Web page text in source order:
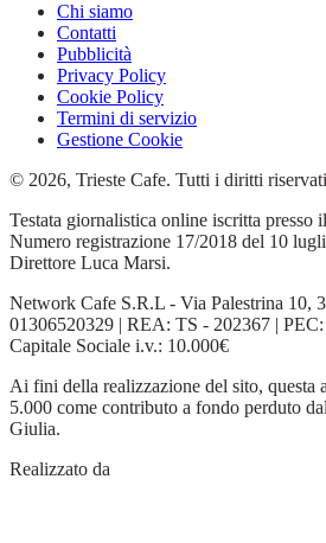
Chi siamo
Contatti
Pubblicità
Privacy Policy
Cookie Policy
Termini di servizio
Gestione Cookie
© 2026, Trieste Cafe. Tutti i diritti
Testata giornalistica online iscritta presso
Numero registrazione 17/2018 del 10
Direttore Luca Marsi.
Network Cafe S.R.L - Via Palestrina 10,
01306520329 | REA: TS - 202367 | PEC:
Capitale Sociale i.v.: 10.000€
Ai fini della realizzazione del sito, questa
5.000 come contributo a fondo perduto
Giulia.
Realizzato da